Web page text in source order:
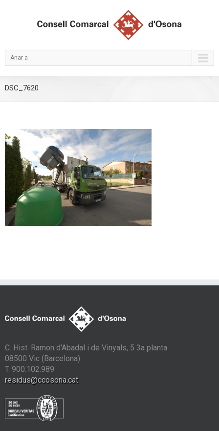
Anar a
DSC_7620
C. Hist. Ramon d'Abadal i de Vinyals, 5 3a planta
08500 Vic (Barcelona)
T. 900.102.989
residus@ccosona.cat